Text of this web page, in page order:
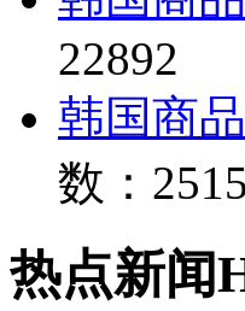
22892
韩国商
数：
热点新闻